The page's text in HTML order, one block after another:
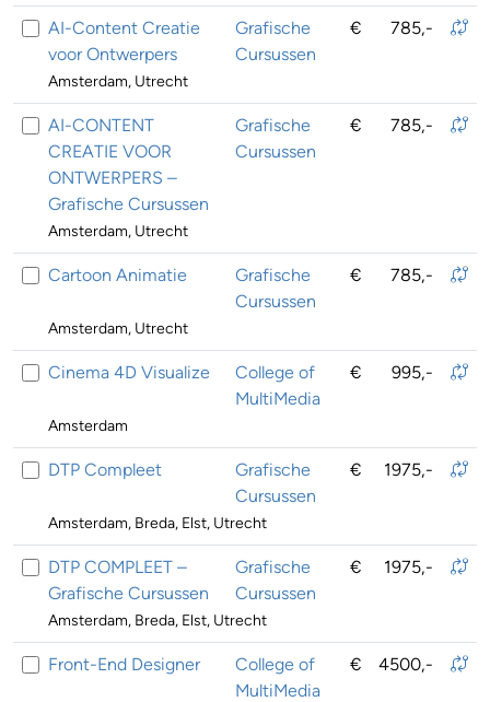
AI-Content Creatie
voor Ontwerpers
Grafische
Cursussen
€ 785,-
Amsterdam, Utrecht
AI-CONTENT
CREATIE VOOR
ONTWERPERS –
Grafische Cursussen
Grafische
Cursussen
€ 785,-
Amsterdam, Utrecht
Cartoon Animatie
Grafische
Cursussen
€ 785,-
Amsterdam, Utrecht
Cinema 4D Visualize
College of
MultiMedia
€ 995,-
Amsterdam
DTP Compleet
Grafische
Cursussen
€ 1975,-
Amsterdam, Breda, Elst, Utrecht
DTP COMPLEET –
Grafische Cursussen
Grafische
Cursussen
€ 1975,-
Amsterdam, Breda, Elst, Utrecht
Front-End Designer
College of
MultiMedia
€ 4500,-